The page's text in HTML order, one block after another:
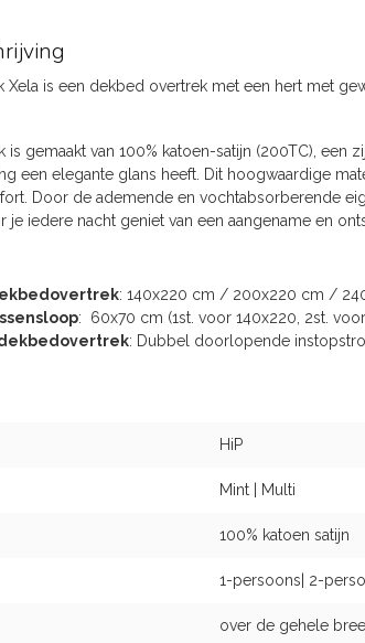
Xela is een dekbed overtrek met een hert met
is gemaakt van 100% katoen-satijn (200TC), een
een elegante glans heeft. Dit hoogwaardige
Door de ademende en vochtabsorberende
iedere nacht geniet van een aangename en
: 140x220 cm / 200x220 cm /
: 60x70 cm (1st. voor 140x220, 2st.
: Dubbel doorlopende
HiP
Mint | Multi
100% katoen satijn
1-persoons| 2-
over de gehele